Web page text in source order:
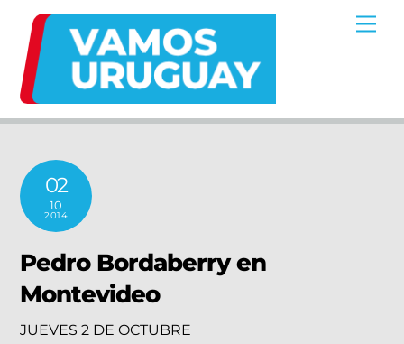
content
02
10
2014
Pedro Bordaberry en
Montevideo
JUEVES 2 DE OCTUBRE